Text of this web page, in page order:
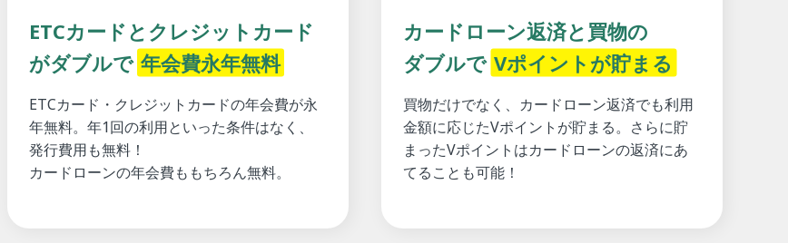
ETCカードとクレジットカード
がダブルで 年会費永年無料
ETCカード・クレジットカードの年会費が永
年無料。年1回の利用といった条件はなく、
発行費用も無料！
カードローンの年会費ももちろん無料。
カードローン返済と買物の
ダブルで Vポイントが貯まる
買物だけでなく、カードローン返済でも利用
金額に応じたVポイントが貯まる。さらに貯
まったVポイントはカードローンの返済にあ
てることも可能！